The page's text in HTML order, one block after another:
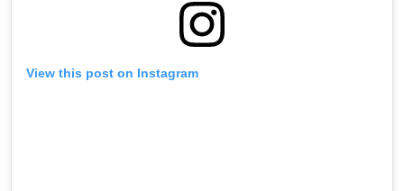
View this post on Instagram